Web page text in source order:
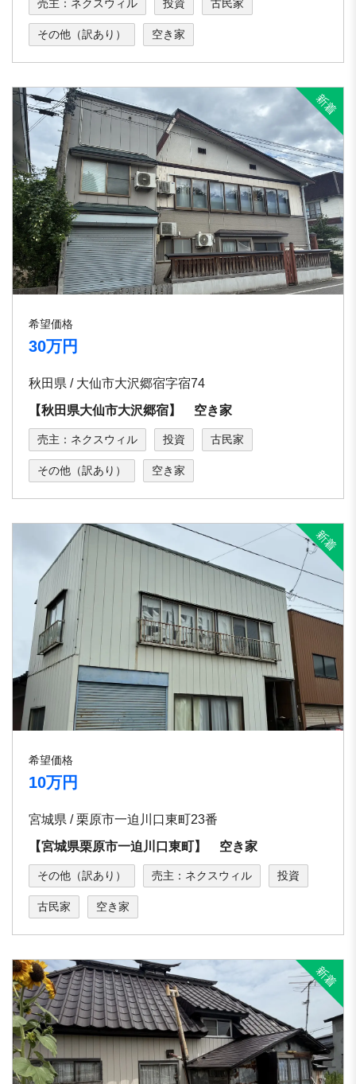
売主：ネクスウィル 投資 古民家
その他（訳あり） 空き家
希望価格
30万円
秋田県 / 大仙市大沢郷宿字宿74
【秋田県大仙市大沢郷宿】 空き家
売主：ネクスウィル 投資 古民家
その他（訳あり） 空き家
希望価格
10万円
宮城県 / 栗原市一迫川口東町23番
【宮城県栗原市一迫川口東町】 空き家
その他（訳あり） 売主：ネクスウィル 投資
古民家 空き家